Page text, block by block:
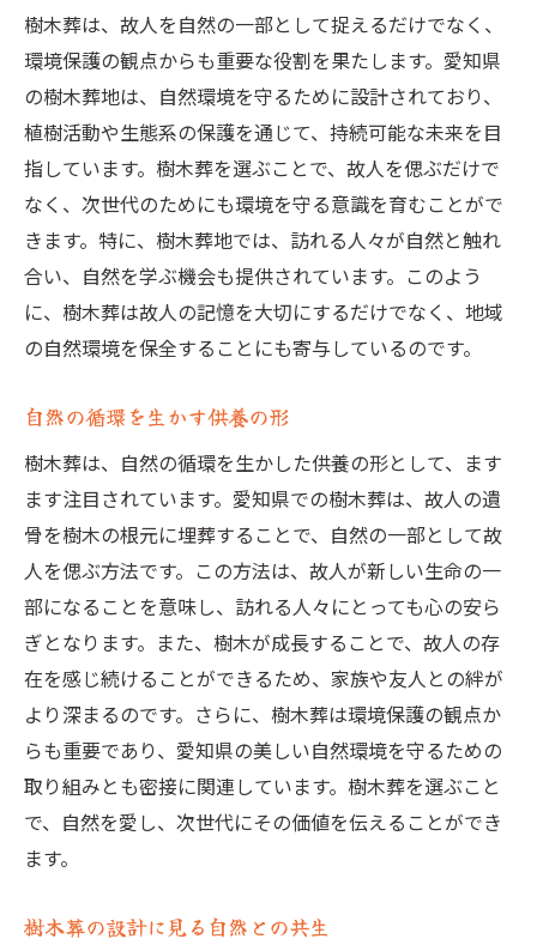
樹木葬は、故人を自然の一部として捉えるだけでなく、
環境保護の観点からも重要な役割を果たします。愛知県
の樹木葬地は、自然環境を守るために設計されており、
植樹活動や生態系の保護を通じて、持続可能な未来を目
指しています。樹木葬を選ぶことで、故人を偲ぶだけで
なく、次世代のためにも環境を守る意識を育むことがで
きます。特に、樹木葬地では、訪れる人々が自然と触れ
合い、自然を学ぶ機会も提供されています。このよう
に、樹木葬は故人の記憶を大切にするだけでなく、地域
の自然環境を保全することにも寄与しているのです。
自然の循環を生かす供養の形
樹木葬は、自然の循環を生かした供養の形として、ます
ます注目されています。愛知県での樹木葬は、故人の遺
骨を樹木の根元に埋葬することで、自然の一部として故
人を偲ぶ方法です。この方法は、故人が新しい生命の一
部になることを意味し、訪れる人々にとっても心の安ら
ぎとなります。また、樹木が成長することで、故人の存
在を感じ続けることができるため、家族や友人との絆が
より深まるのです。さらに、樹木葬は環境保護の観点か
らも重要であり、愛知県の美しい自然環境を守るための
取り組みとも密接に関連しています。樹木葬を選ぶこと
で、自然を愛し、次世代にその価値を伝えることができ
ます。
樹木葬の設計に見る自然との共生